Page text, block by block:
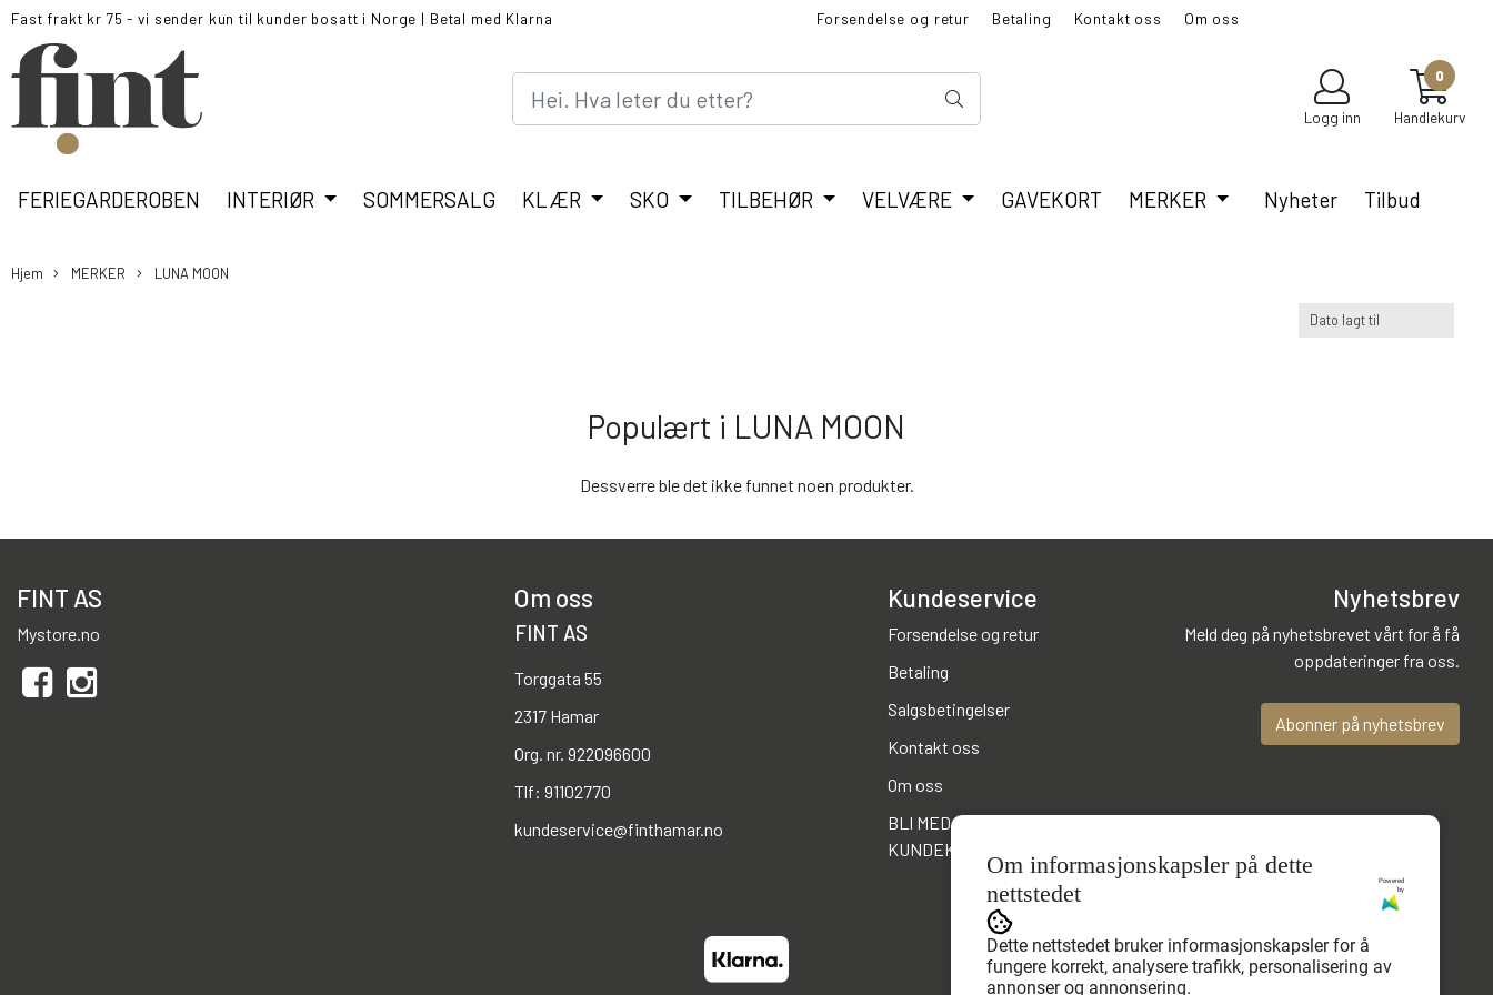
Fast frakt kr 75 - vi sender kun til kunder bosatt i Norge | Betal med Klarna Forsendelse og retur Betaling Kontakt oss
Om oss
Logg inn
0
Handlekurv
FERIEGARDEROBEN INTERIØR SOMMERSALG KLÆR SKO TILBEHØR VELVÆRE GAVEKORT MERKER Nyheter Tilbud
Hjem MERKER LUNA MOON
Populært i LUNA MOON
Dessverre ble det ikke funnet noen produkter.
FINT AS
Mystore.no
Om oss
FINT AS
Torggata 55
2317 Hamar
Org. nr. 922096600
Tlf: 91102770
kundeservice@finthamar.no
Kundeservice
Forsendelse og retur
Betaling
Salgsbetingelser
Kontakt oss
Om oss
BLI MED I FINT
KUNDEKLUBB?
Nyhetsbrev
Meld deg på nyhetsbrevet vårt for å få
oppdateringer fra oss.
Abonner på nyhetsbrev
Om informasjonskapsler på dette
nettstedet
Powered
by
Dette nettstedet bruker informasjonskapsler for å
fungere korrekt, analysere trafikk, personalisering av
annonser og annonsering.